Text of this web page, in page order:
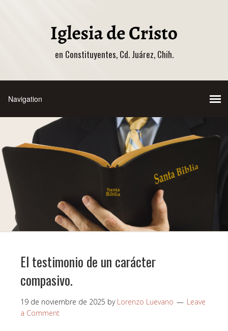
en Constituyentes, Cd. Juárez, Chih.
El testimonio de un carácter
compasivo.
19 de noviembre de 2025 by Lorenzo Luevano
Leave
a Comment